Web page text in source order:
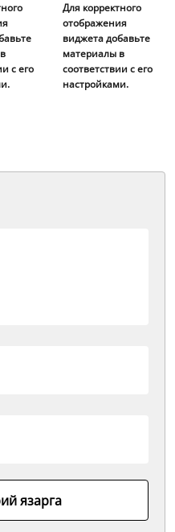
с его
Для корректного
отображения
виджета добавьте
материалы в
соответствии с его
настройками.
язарга